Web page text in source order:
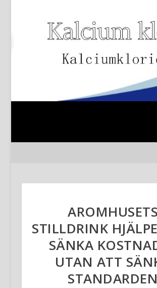
AROMHUSETS
STILLDRINK
SÄNKA
UTAN ATT
STANDARDEN